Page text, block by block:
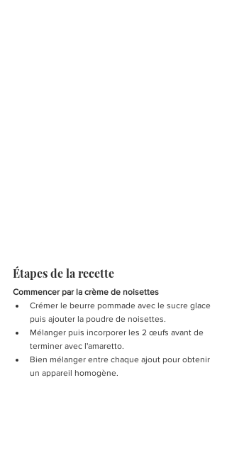
Étapes de la recette
Commencer par la crème de noisettes
Crémer le beurre pommade avec le sucre glace
puis ajouter la poudre de noisettes.
Mélanger puis incorporer les 2 œufs avant de
terminer avec l'amaretto.
Bien mélanger entre chaque ajout pour obtenir
un appareil homogène.